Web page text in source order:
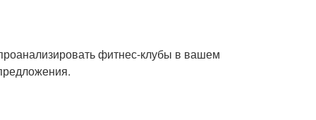
фитнес-клубы в вашем